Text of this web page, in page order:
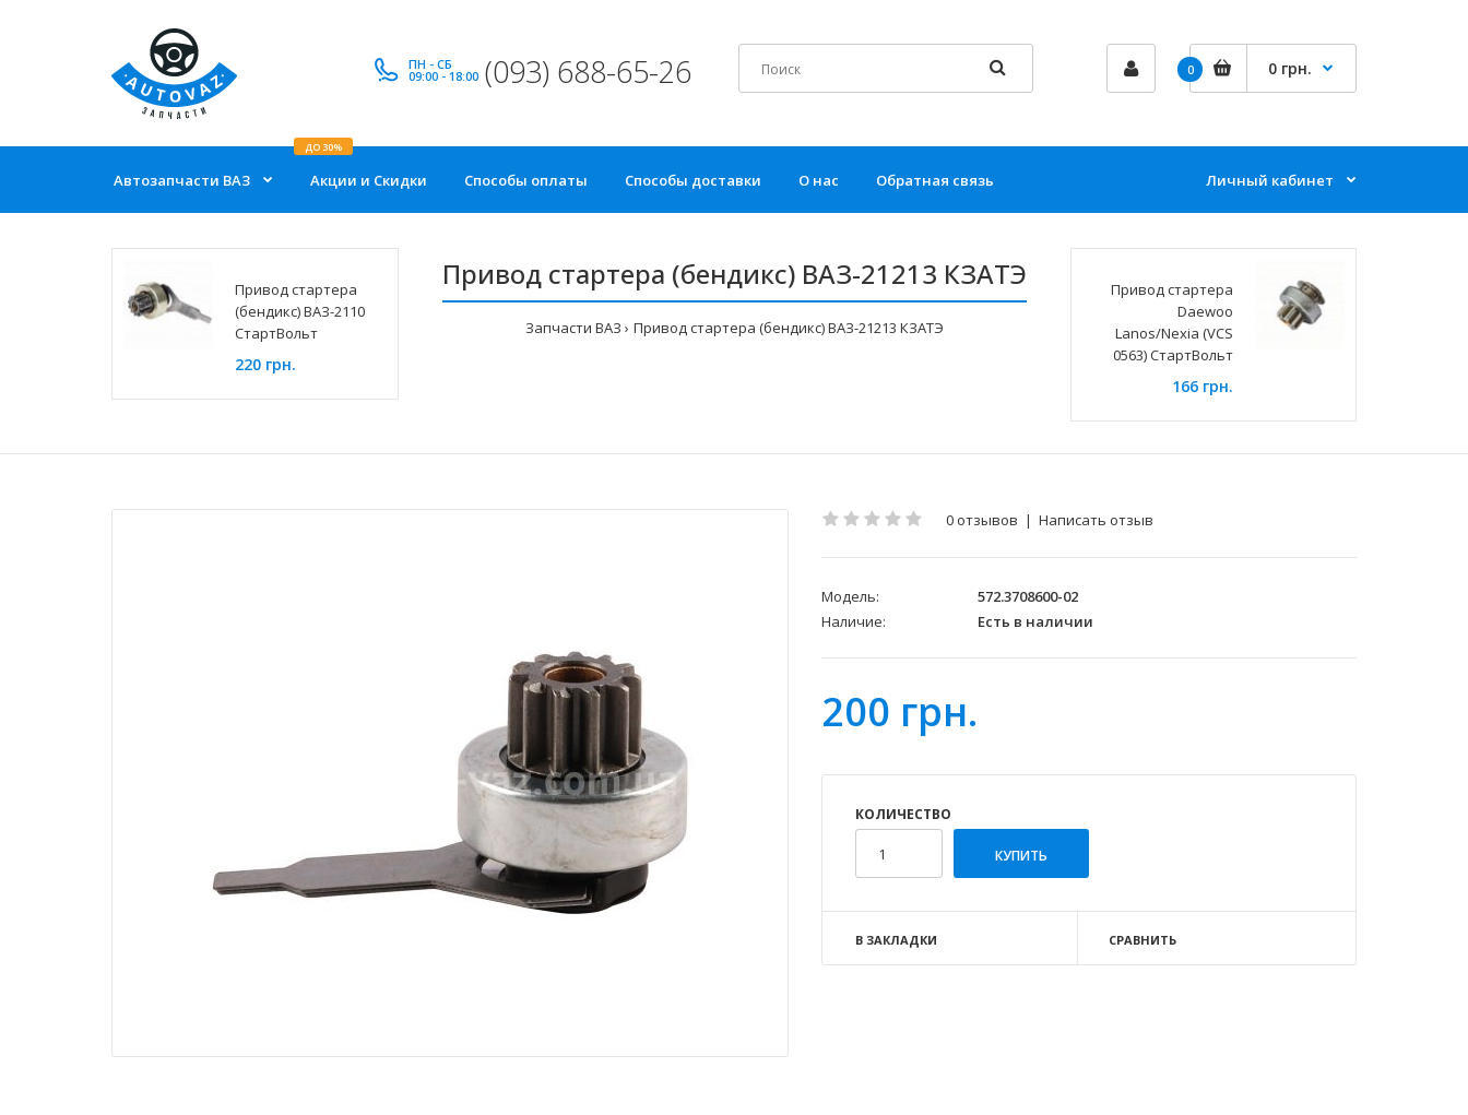
ПН - СБ
09:00 - 18:00 (093) 688-65-26 0 0 грн.
Автозапчасти ВАЗ Акции и Скидки
ДО 30%
Способы оплаты Способы доставки О нас Обратная связь Личный кабинет
Привод стартера
(бендикс) ВАЗ-2110
СтартВольт
220 грн.
Привод стартера (бендикс) ВАЗ-21213 КЗАТЭ
Запчасти ВАЗ Привод стартера (бендикс) ВАЗ-21213 КЗАТЭ
Привод стартера
Daewoo
Lanos/Nexia (VCS
0563) СтартВольт
166 грн.
0 отзывов | Написать отзыв
Модель:
572.3708600-02
Наличие:
Есть в наличии
200 грн.
КОЛИЧЕСТВО
В ЗАКЛАДКИ СРАВНИТЬ